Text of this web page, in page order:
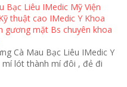
Bạc Liêu IMedic Mỹ Viện
thuật cao IMedic Y Khoa
gương mặt Bs chuyên khoa
Cà Mau Bạc Liêu IMedic Y
lót thành mí đôi , đẻ đi